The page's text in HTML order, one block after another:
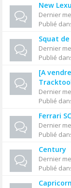
New
Dernier
Publié
Squat
Dernier
Publié
[A
Dernier
Publié
Ferrari
Dernier
Publié
Century
Dernier
Publié